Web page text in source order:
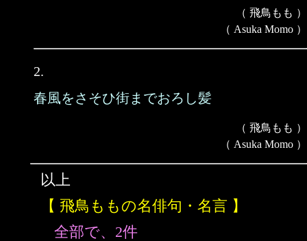
（ 飛鳥もも ）
（ Asuka Momo ）
2.
春風をさそひ街までおろし髪
（ 飛鳥もも ）
（ Asuka Momo ）
以上
【 飛鳥ももの名俳句・名言 】
全部で、2件